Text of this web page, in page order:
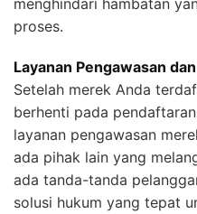
proses.
Layanan Pengawasan
Setelah merek Anda
berhenti pada
layanan pengawasan
ada pihak lain yang
ada tanda-tanda
solusi hukum yang tepat